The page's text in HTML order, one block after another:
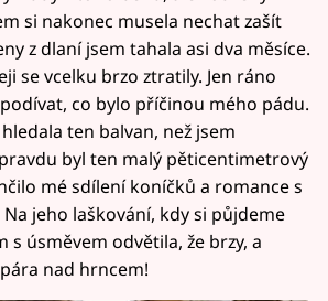
si nakonec musela nechat zašít
z dlaní jsem tahala asi dva měsíce.
se vcelku brzo ztratily. Jen ráno
co bylo příčinou mého pádu.
ten balvan, než jsem
byl ten malý pěticentimetrový
mé sdílení koníčků a romance s
jeho laškování, kdy si půjdeme
s úsměvem odvětila, že brzy, a
nad hrncem!